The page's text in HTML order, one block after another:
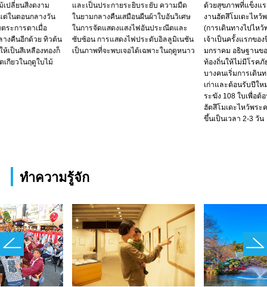
เปลี่ยนสีงดงาม
ต่ในตอนกลางวัน
ระการตาเมื่อ
งคืนอีกด้วย ทิวต้น
เป็นสีเหลืองทองก็
กียวในฤดูใบไม้
และเป็นประกายระยิบระยับ ความมืด
ในยามกลางคืนเสมือนผืนผ้าใบอันวิเศษ
ในการจัดแสดงแสงไฟอันประณีตและ
ซับซ้อน การแสดงไฟประดับอิลลูมิเนชัน
เป็นภาพที่จะพบเจอได้เฉพาะในฤดูหนาว
ด้วยสุขภาพที่แข็งแ
งานฮัตสึโมเดะไหว้
(การเดินทางไปไห
เจ้าเป็นครั้งแรกขอ
มกราคม อธิษฐานข
ท้องถิ่นให้ไม่มีโรคภั
บางคนเริ่มการเดิน
เก่าและต้อนรับปีให
ระฆัง 108 ใบเพื่อต้
ฮัตสึโมเดะไหว้พระ
ขึ้นเป็นเวลา 2-3 วัน
ทำความรู้จัก